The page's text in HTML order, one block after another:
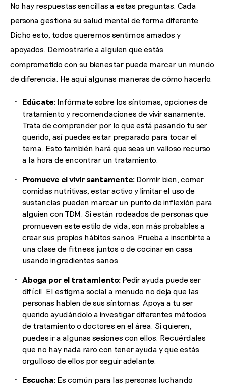
No hay respuestas sencillas a estas preguntas. Cada
persona gestiona su salud mental de forma diferente.
Dicho esto, todos queremos sentirnos amados y
apoyados. Demostrarle a alguien que estás
comprometido con su bienestar puede marcar un mundo
de diferencia. He aquí algunas maneras de cómo hacerlo:
Edúcate: Infórmate sobre los síntomas, opciones de
tratamiento y recomendaciones de vivir sanamente.
Trata de comprender por lo que está pasando tu ser
querido, así puedes estar preparado para tocar el
tema. Esto también hará que seas un valioso recurso
a la hora de encontrar un tratamiento.
Promueve el vivir santamente: Dormir bien, comer
comidas nutritivas, estar activo y limitar el uso de
sustancias pueden marcar un punto de inflexión para
alguien con TDM. Si están rodeados de personas que
promueven este estilo de vida, son más probables a
crear sus propios hábitos sanos. Prueba a inscribirte a
una clase de fitness juntos o de cocinar en casa
usando ingredientes sanos.
Aboga por el tratamiento: Pedir ayuda puede ser
difícil. El estigma social a menudo no deja que las
personas hablen de sus síntomas. Apoya a tu ser
querido ayudándolo a investigar diferentes métodos
de tratamiento o doctores en el área. Si quieren,
puedes ir a algunas sesiones con ellos. Recuérdales
que no hay nada raro con tener ayuda y que estás
orgulloso de ellos por seguir adelante.
Escucha: Es común para las personas luchando